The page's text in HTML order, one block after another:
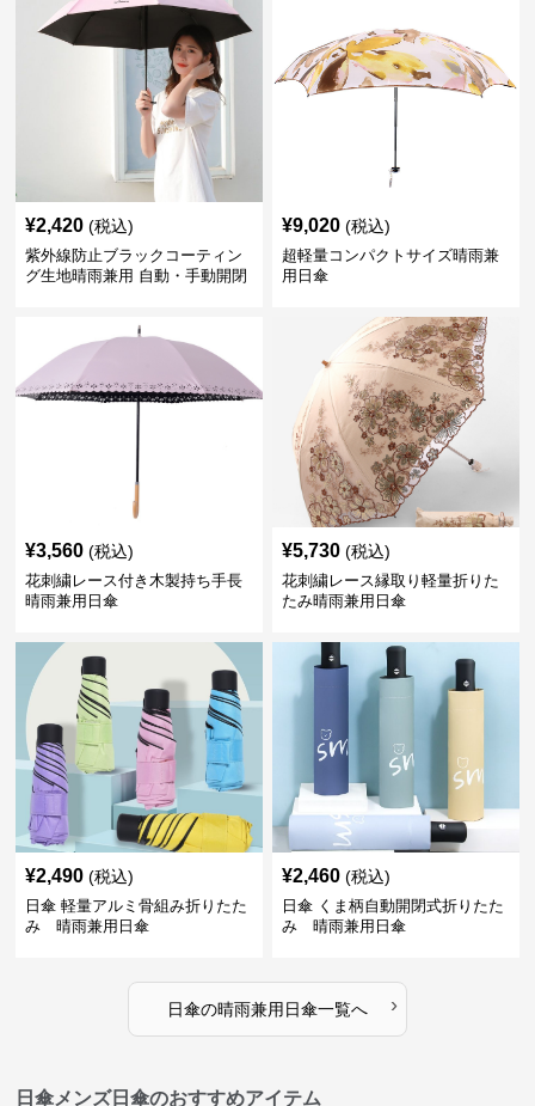
¥2,420 (税込)
紫外線防止ブラックコーティン
グ生地晴雨兼用 自動・手動開閉
¥9,020 (税込)
超軽量コンパクトサイズ晴雨兼
用日傘
¥3,560 (税込)
花刺繍レース付き木製持ち手長
晴雨兼用日傘
¥5,730 (税込)
花刺繍レース縁取り軽量折りた
たみ晴雨兼用日傘
¥2,490 (税込)
日傘 軽量アルミ骨組み折りたた
み 晴雨兼用日傘
¥2,460 (税込)
日傘 くま柄自動開閉式折りたた
み 晴雨兼用日傘
日傘の晴雨兼用日傘一覧へ ›
日傘メンズ日傘のおすすめアイテム